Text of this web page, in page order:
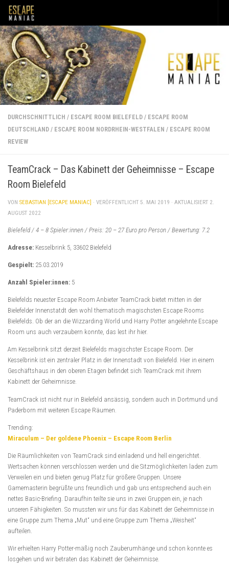
Unter dem Inhalt
DURCHSCHNITTLICH / ESCAPE ROOM BIELEFELD / ESCAPE ROOM
DEUTSCHLAND / ESCAPE ROOM NORDRHEIN-WESTFALEN / ESCAPE ROOM
REVIEW
TeamCrack – Das Kabinett der Geheimnisse – Escape
Room Bielefeld
VON SEBASTIAN [ESCAPE MANIAC] · VERÖFFENTLICHT 5. MAI 2019 · AKTUALISIERT 2.
AUGUST 2022
Bielefeld / 4 – 8 Spieler:innen / Preis: 20 – 27 Euro pro Person / Bewertung: 7.2
Adresse: Kesselbrink 5 , 33602 Bielefeld
Gespielt: 25.03.2019
Anzahl Spieler:innen: 5
Bielefelds neuester Escape Room Anbieter TeamCrack bietet mitten in der
Bielefelder Innenstatdt den wohl thematisch magischsten Escape Rooms
Bielefelds. Ob der an die Wizzarding World und Harry Potter angelehnte Escape
Room uns auch verzaubern konnte, das lest ihr hier.
Am Kesselbrink sitzt derzeit Bielefelds magischster Escape Room. Der
Kesselbrink ist ein zentraler Platz in der Innenstadt von Bielefeld. Hier in einem
Geschäftshaus in den oberen Etagen befindet sich TeamCrack mit ihrem
Kabinett der Geheimnisse.
TeamCrack ist nicht nur in Bielefeld ansässig, sondern auch in Dortmund und
Paderborn mit weiteren Escape Räumen.
Trending:
Miraculum – Der goldene Phoenix – Escape Room Berlin
Die Räumlichkeiten von TeamCrack sind einladend und hell eingerichtet.
Wertsachen können verschlossen werden und die Sitzmöglichkeiten laden zum
Verweilen ein und bieten genug Platz für größere Gruppen. Unsere
Gamemasterin begrüßte uns freundlich und gab uns entsprechend auch ein
nettes Basic-Briefing. Daraufhin teilte sie uns in zwei Gruppen ein, je nach
unseren Fähigkeiten. So mussten wir uns für das Kabinett der Geheimnisse in
eine Gruppe zum Thema „Mut“ und eine Gruppe zum Thema „Weisheit“
aufteilen.
Wir erhielten Harry Potter-mäßig noch Zauberumhänge und schon konnte es
losgehen und wir betraten das Kabinett der Geheimnisse.